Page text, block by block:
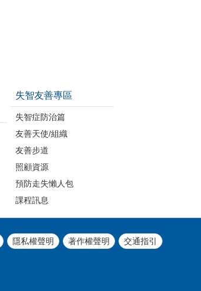
失智友善專區
失智症防治篇
友善天使/組織
友善步道
照顧資源
預防走失懶人包
課程訊息
隱私權聲明 著作權聲明 交通指引